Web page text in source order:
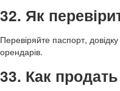
32. Як
Перевіряйте паспорт,
орендарів.
33. Как